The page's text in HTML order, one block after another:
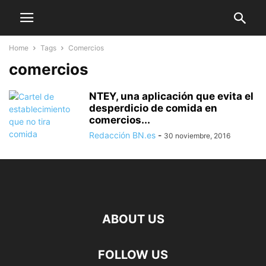
Home Tags Comercios
comercios
NTEY, una aplicación que evita el
desperdicio de comida en
comercios...
Redacción BN.es - 30 noviembre, 2016
ABOUT US
FOLLOW US